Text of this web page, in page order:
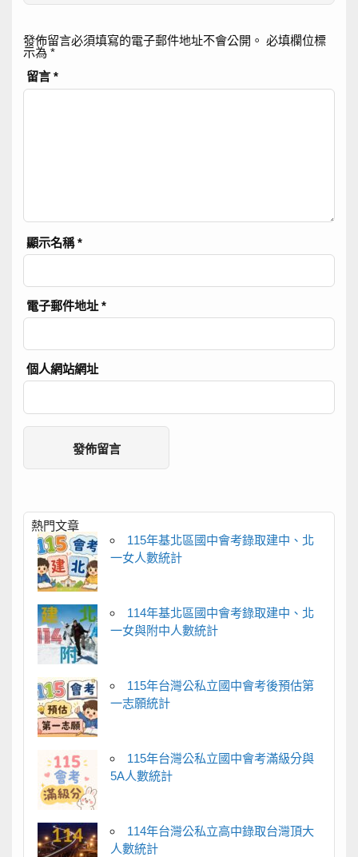
發佈留言必須填寫的電子郵件地址不會公開。 必填欄位標
示為 *
留言*
顯示名稱*
電子郵件地址*
個人網站網址
熱門文章
115年基北區國中會考錄取建中、北
一女人數統計
114年基北區國中會考錄取建中、北
一女與附中人數統計
115年台灣公私立國中會考後預估第
一志願統計
115年台灣公私立國中會考滿級分與
5A人數統計
114年台灣公私立高中錄取台灣頂大
人數統計